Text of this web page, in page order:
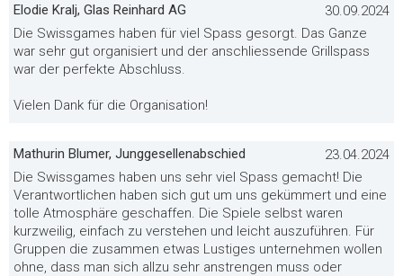
Elodie Kralj, Glas Reinhard AG
30.09.2024
Die Swissgames haben für viel Spass gesorgt. Das Ganze
war sehr gut organisiert und der anschliessende Grillspass
war der perfekte Abschluss.
Vielen Dank für die Organisation!
Mathurin Blumer, Junggesellenabschied
23.04.2024
Die Swissgames haben uns sehr viel Spass gemacht! Die
Verantwortlichen haben sich gut um uns gekümmert und eine
tolle Atmosphäre geschaffen. Die Spiele selbst waren
kurzweilig, einfach zu verstehen und leicht auszuführen. Für
Gruppen die zusammen etwas Lustiges unternehmen wollen
ohne, dass man sich allzu sehr anstrengen muss oder